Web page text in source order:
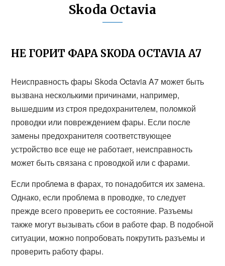
Skoda Octavia
НЕ ГОРИТ ФАРА SKODA OCTAVIA A7
Неисправность фары Skoda Octavia A7 может быть
вызвана несколькими причинами, например,
вышедшим из строя предохранителем, поломкой
проводки или повреждением фары. Если после
замены предохранителя соответствующее
устройство все еще не работает, неисправность
может быть связана с проводкой или с фарами.
Если проблема в фарах, то понадобится их замена.
Однако, если проблема в проводке, то следует
прежде всего проверить ее состояние. Разъемы
также могут вызывать сбои в работе фар. В подобной
ситуации, можно попробовать покрутить разъемы и
проверить работу фары.